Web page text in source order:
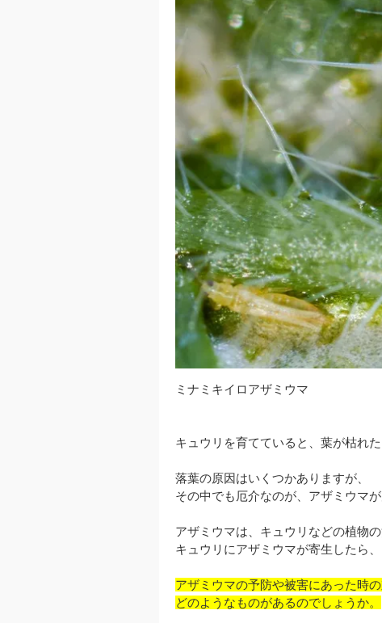
ミナミキイロアザミウマ
キュウリを育てていると、葉が枯れ
落葉の原因はいくつかありますが、
その中でも厄介なのが、アザミウマ
アザミウマは、キュウリなどの植物
キュウリにアザミウマが寄生したら
アザミウマの予防や被害にあった時の
どのようなものがあるのでしょうか。